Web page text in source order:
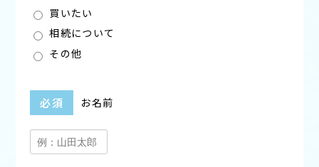
買いたい
相続について
その他
お名前
必須